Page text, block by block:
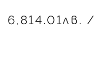
6,814.01лв. /